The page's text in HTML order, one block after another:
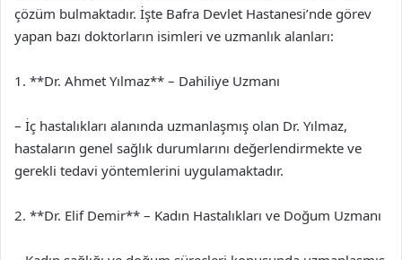
çözüm bulmaktadır. İşte Bafra Devlet Hastanesi’nde görev
yapan bazı doktorların isimleri ve uzmanlık alanları:
1. **Dr. Ahmet Yılmaz** – Dahiliye Uzmanı
– İç hastalıkları alanında uzmanlaşmış olan Dr. Yılmaz,
hastaların genel sağlık durumlarını değerlendirmekte ve
gerekli tedavi yöntemlerini uygulamaktadır.
2. **Dr. Elif Demir** – Kadın Hastalıkları ve Doğum Uzmanı